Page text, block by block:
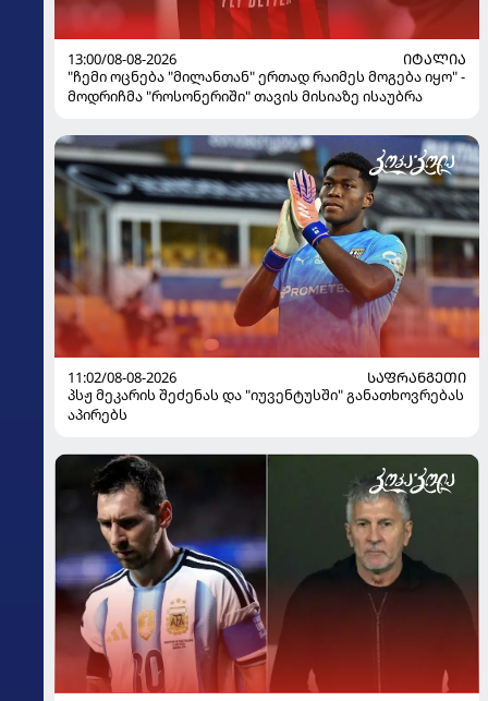
13:00/08-08-2026
ᲘᲢᲐᲚᲘᲐ
"ჩემი ოცნება "მილანთან" ერთად რაიმეს მოგება იყო" -
მოდრიჩმა "როსონერიში" თავის მისიაზე ისაუბრა
11:02/08-08-2026
ᲡᲐᲤᲠᲐᲜᲒᲔᲗᲘ
პსჟ მეკარის შეძენას და "იუვენტუსში" განათხოვრებას
აპირებს